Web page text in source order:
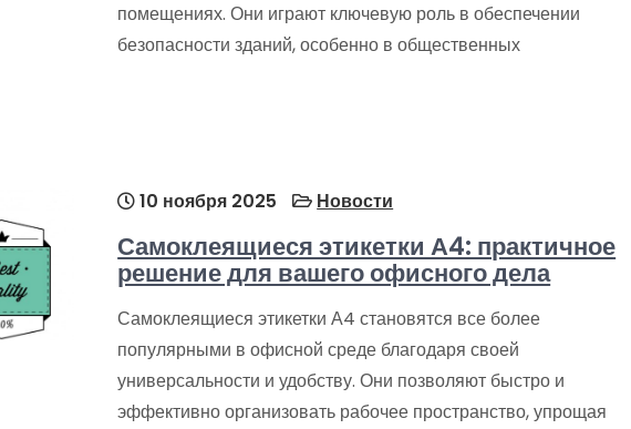
помещениях. Они играют ключевую роль в обеспечении
безопасности зданий, особенно в общественных
10 ноября 2025 Новости
Самоклеящиеся этикетки А4: практичное
решение для вашего офисного дела
Самоклеящиеся этикетки А4 становятся все более
популярными в офисной среде благодаря своей
универсальности и удобству. Они позволяют быстро и
эффективно организовать рабочее пространство, упрощая